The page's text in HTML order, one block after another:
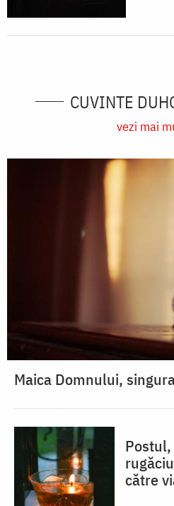
CUVINTE
vezi mai
Maica Domnului,
către